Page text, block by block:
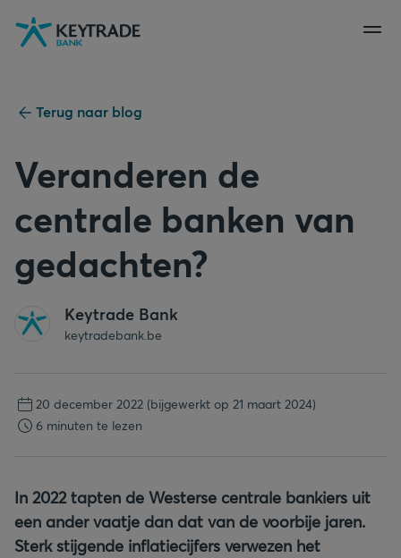
Naar
navigatie
Naar
aanmelden
Naar
inhoud
Terug naar blog
Veranderen de
centrale banken van
gedachten?
Keytrade Bank
keytradebank.be
20 december 2022 (bijgewerkt op 21 maart 2024)
6 minuten te lezen
In 2022 tapten de Westerse centrale bankiers uit
een ander vaatje dan dat van de voorbije jaren.
Sterk stijgende inflatiecijfers verwezen het